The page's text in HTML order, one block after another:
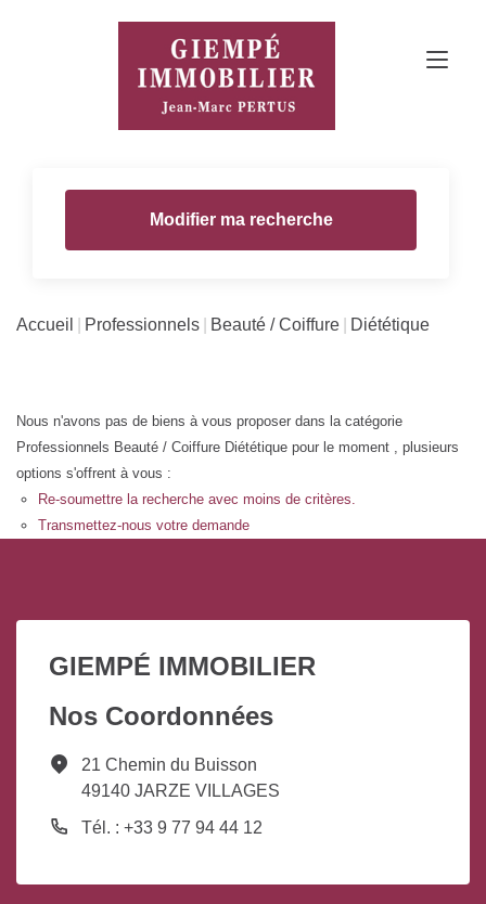
Modifier ma recherche
Accueil Professionnels Beauté / Coiffure Diététique
Nous n'avons pas de biens à vous proposer dans la catégorie
Professionnels Beauté / Coiffure Diététique pour le moment , plusieurs
options s'offrent à vous :
Re-soumettre la recherche avec moins de critères.
Transmettez-nous votre demande
GIEMPÉ IMMOBILIER
Nos Coordonnées
21 Chemin du Buisson
49140 JARZE VILLAGES
Tél. : +33 9 77 94 44 12